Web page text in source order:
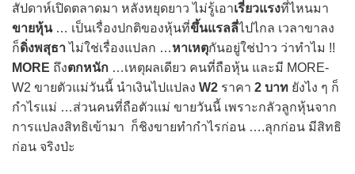
สัปดาห์เปิดตลาดมา หลังหยุดยาว ไม่รู้เอาเรี่ยวแรงที่ไหนมา
ขายหุ้น… เป็นเรื่องปกติของหุ้นที่ขึ้นแรลลี่ไปไกล เวลาขาลง
ก็ดิ่งพสุธาไม่ใช่เรื่องแปลก …หาเหตุกันอยู่ใช่ป่าว ว่าทำไม !!
MORE ถึงตกหนัก …เหตุผลเดียว คนที่ถือหุ้น และมี MORE-
W2 ขายตัวแม่วันนี้ นำเงินไปแปลง W2 ราคา 2 บาท ยังไง ๆ ก็
กำไรแม่ …ส่วนคนที่ถือตัวแม่ ขายวันนี้ เพราะกลัวลูกหุ้นจาก
การแปลงสิทธิเข้ามา ก็ชิงขายทำกำไรก่อน ….ลุกก่อน มีสิทธิ
ก่อน จริงป่ะ